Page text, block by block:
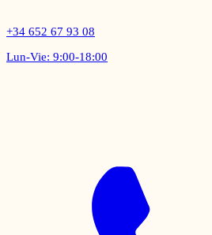
+34 652 67 93 08
Lun-Vie: 9:00-18:00